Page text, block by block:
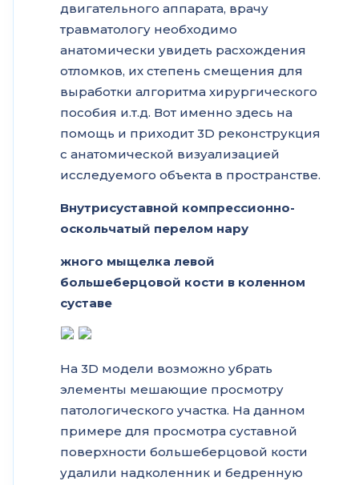
двигательного аппарата, врачу
травматологу необходимо
анатомически увидеть расхождения
отломков, их степень смещения для
выработки алгоритма хирургического
пособия и.т.д. Вот именно здесь на
помощь и приходит 3D реконструкция
с анатомической визуализацией
исследуемого объекта в пространстве.
Внутрисуставной компрессионно-
оскольчатый перелом нару
жного мыщелка левой
большеберцовой кости в коленном
суставе
На 3D модели возможно убрать
элементы мешающие просмотру
патологического участка. На данном
примере для просмотра суставной
поверхности большеберцовой кости
удалили надколенник и бедренную